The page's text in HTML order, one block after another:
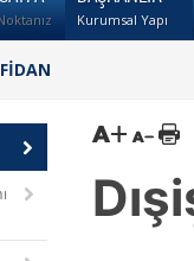
Kurumsal Yapı